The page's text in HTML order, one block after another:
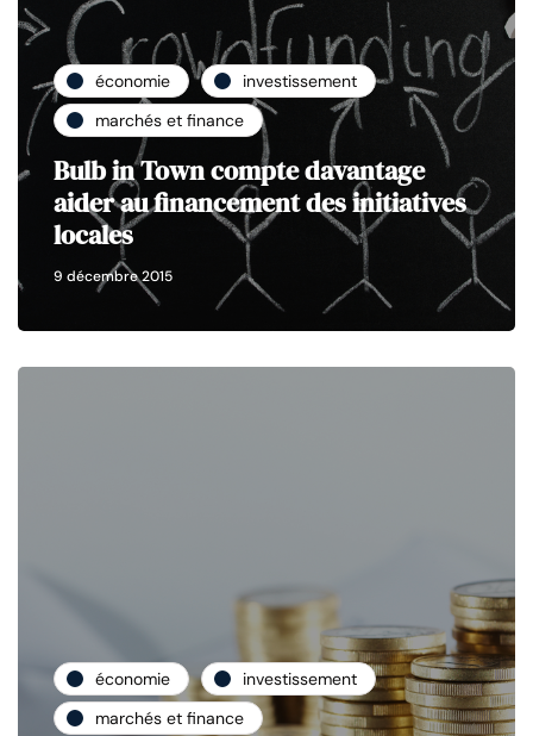
économie
investissement
marchés et finance
Bulb in Town compte davantage
aider au financement des initiatives
locales
9 décembre 2015
économie
investissement
marchés et finance